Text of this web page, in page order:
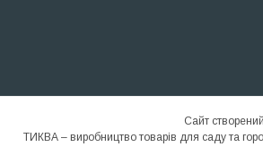
Сайт